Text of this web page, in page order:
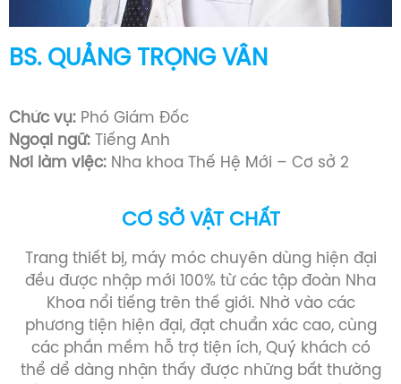
BS. NGUYỄN HUỲNH TRÂN
Bác sĩ Răng Hàm Mặt (1993 -1999)
Ngoại ngữ:Tiếng Anh
Nơi làm việc:Nha khoa Thế Hệ Mới – Cơ sở 2
CƠ SỞ VẬT CHẤT
đều được nhập mới 100% từ các tập đoàn Nha
Khoa nổi tiếng trên thế giới. Nhờ vào các
phương tiện hiện đại, đạt chuẩn xác cao, cùng
các phần mềm hỗ trợ tiện ích, Quý khách có
thể dể dàng nhận thấy được những bất thường
về răng miệng của mình, so sánh được kết quả